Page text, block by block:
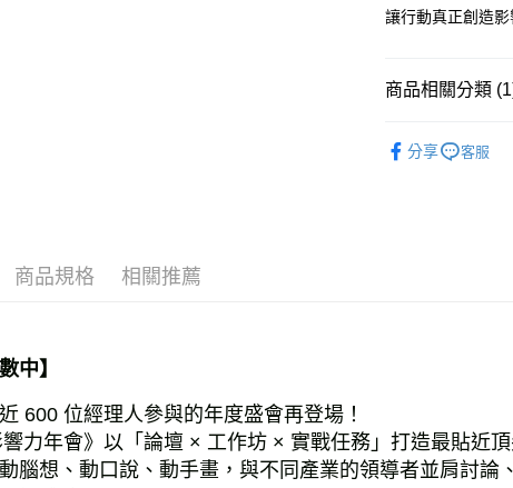
數位商品免運
數位商品離島免運
離島宅配
讓行動真正創造影
商品相關分類
分享
客服
商品規格 相關推薦
中】
600 位經理人參與的年度盛會再登場！
力年會》以「論壇 × 工作坊 × 實戰任務」打造最貼近
腦想、動口說、動手畫，與不同產業的領導者並肩討論